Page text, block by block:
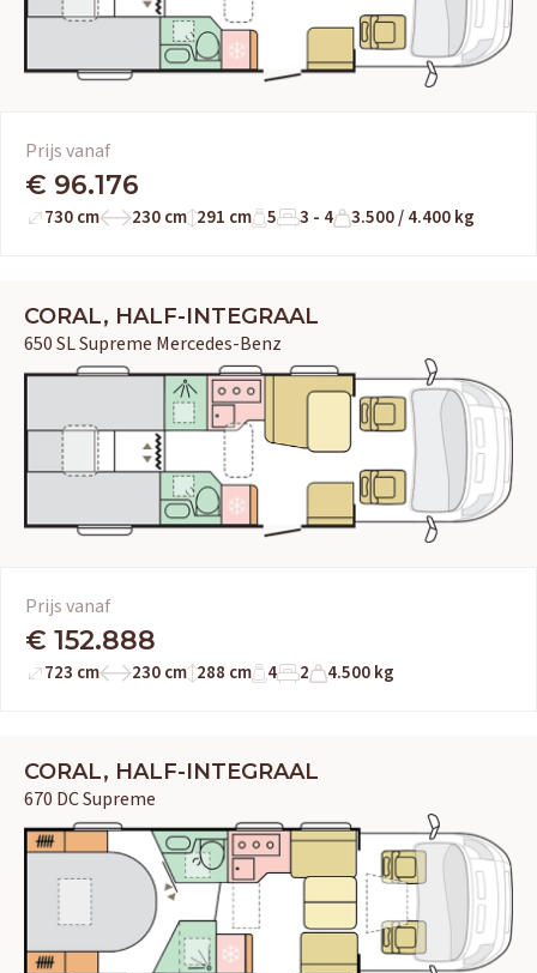
Prijs vanaf
€ 96.176
730 cm 230 cm 291 cm 5 3 - 4 3.500 / 4.400 kg
CORAL, HALF-INTEGRAAL
650 SL Supreme Mercedes-Benz
Prijs vanaf
€ 152.888
723 cm 230 cm 288 cm 4 2 4.500 kg
CORAL, HALF-INTEGRAAL
670 DC Supreme
HERPEN
Eura Mobil